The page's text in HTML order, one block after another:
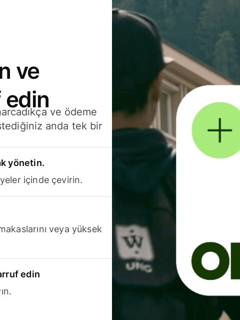
ve
edinve ödeme
anda tek bir
yönetin.
içinde çevirin.
veya yüksek
edin